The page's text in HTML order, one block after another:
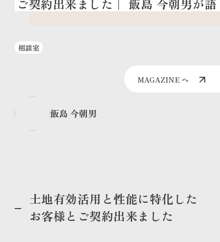
相談室
MAGAZINE へ
飯島 今朝男
土地有効活用と性能に特化した
お客様とご契約出来ました